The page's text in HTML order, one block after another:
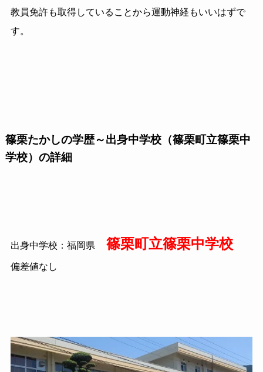
教員免許も取得していることから運動神経もいいはずで
す。
篠栗たかしの学歴～出身中学校（篠栗町立篠栗中
学校）の詳細
出身中学校：福岡県 篠栗町立篠栗中学校
偏差値なし